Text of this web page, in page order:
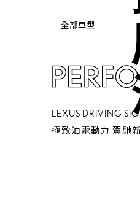
全部車型
LEXUS DRIVING
極致油電動力 駕馳